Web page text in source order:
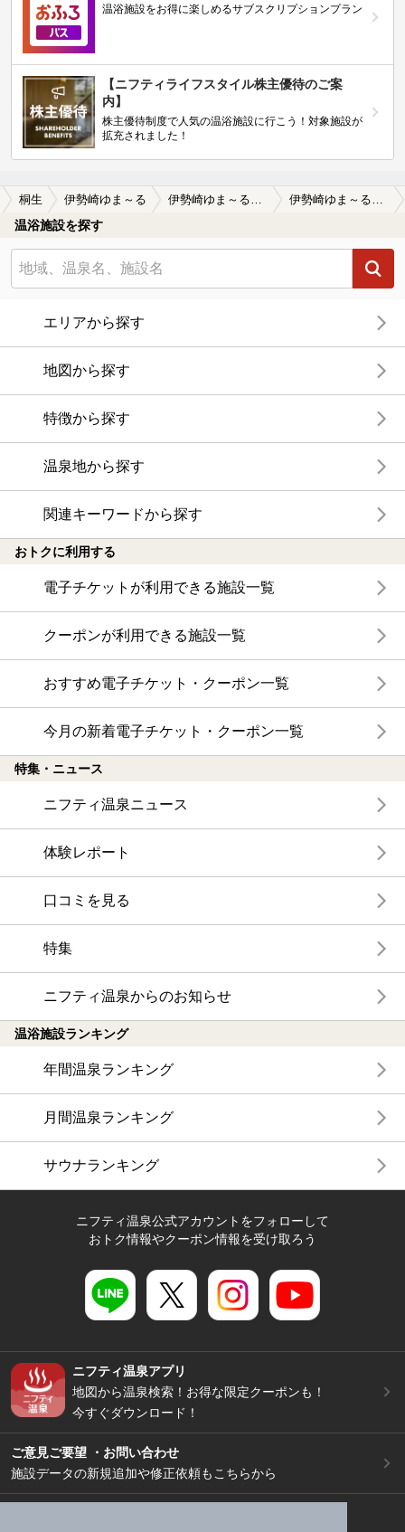
温浴施設をお得に楽しめるサブスクリプションプラン
【ニフティライフスタイル株主優待のご案
内】
株主優待制度で人気の温浴施設に行こう！対象施設が
拡充されました！
桐生 伊勢崎ゆま～る
温浴施設を探す
エリアから探す
地図から探す
特徴から探す
温泉地から探す
関連キーワードから探す
おトクに利用する
電子チケットが利用できる施設一覧
クーポンが利用できる施設一覧
おすすめ電子チケット・クーポン一覧
今月の新着電子チケット・クーポン一覧
特集・ニュース
ニフティ温泉ニュース
体験レポート
口コミを見る
特集
ニフティ温泉からのお知らせ
温浴施設ランキング
年間温泉ランキング
月間温泉ランキング
サウナランキング
ニフティ温泉公式アカウントをフォローして
おトク情報やクーポン情報を受け取ろう
ニフティ温泉アプリ
地図から温泉検索！お得な限定クーポンも！
今すぐダウンロード！
ご意見ご要望 ・お問い合わせ
施設データの新規追加や修正依頼もこちらから